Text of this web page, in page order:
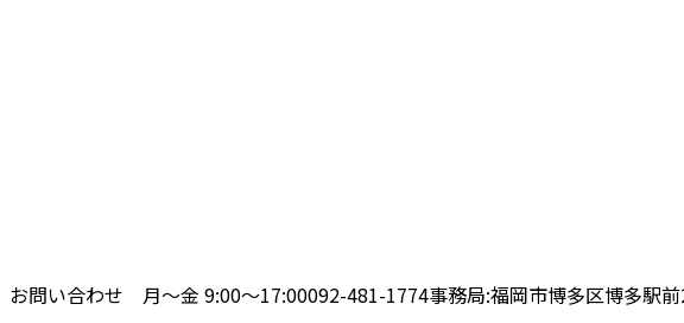
お問い合わせ 月〜金 9:00〜17:00092-481-1774事務局:福岡市博多区博多駅